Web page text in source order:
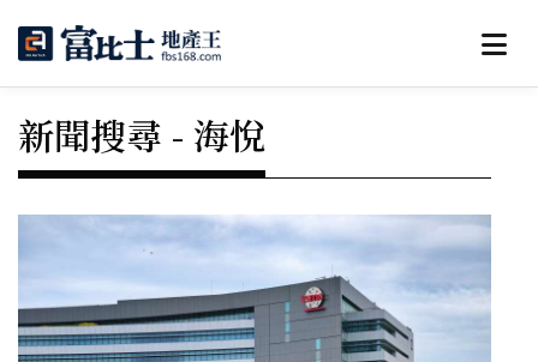
新聞搜尋 - 海悅